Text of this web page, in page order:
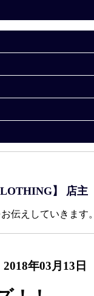
Online Shop
News
News>
】 店主
伝えしていきます。
2018年03月13日